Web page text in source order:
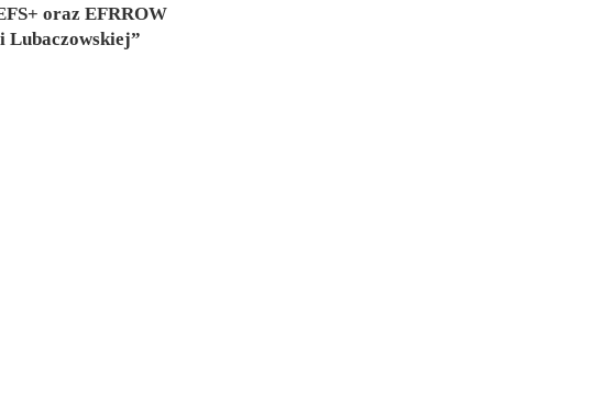
oraz EFRROW
Lubaczowskiej”